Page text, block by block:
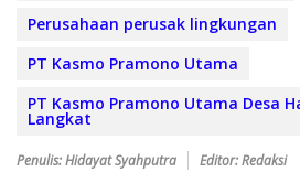
Perusahaan perusak lingkungan
PT Kasmo Pramono Utama
PT Kasmo Pramono Utama Desa
Langkat
Penulis: Hidayat Syahputra Editor: Redaksi